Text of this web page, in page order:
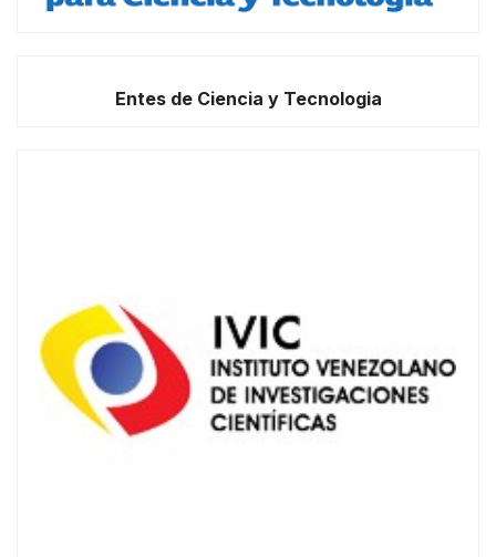
Entes de Ciencia y Tecnologia